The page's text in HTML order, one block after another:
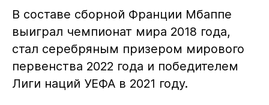
В составе сборной Франции Мбаппе
выиграл чемпионат мира 2018 года,
стал серебряным призером мирового
первенства 2022 года и победителем
Лиги наций УЕФА в 2021 году.